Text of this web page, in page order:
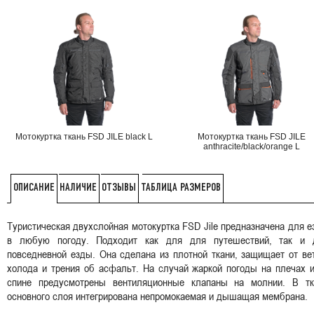
Мотокуртка ткань FSD JILE black L
Мотокуртка ткань FSD JILE
anthracite/black/orange L
ОПИСАНИЕ НАЛИЧИЕ ОТЗЫВЫ ТАБЛИЦА РАЗМЕРОВ
Туристическая двухслойная мотокуртка FSD Jile предназначена для
в любую погоду. Подходит как для для путешествий, так и
повседневной езды. Она сделана из плотной ткани, защищает от
холода и трения об асфальт. На случай жаркой погоды на плечах
спине предусмотрены вентиляционные клапаны на молнии. В
основного слоя интегрирована непромокаемая и дышащая мембрана.